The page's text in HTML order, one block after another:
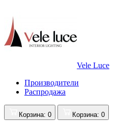
Vele Luce
Производители
Распродажа
Корзина: 0 Корзина: 0